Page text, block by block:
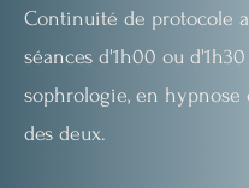
Continuité de protocole
séances d'1h00 ou
sophrologie, en hypnose
des deux.